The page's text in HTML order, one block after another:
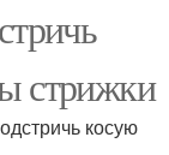
стрижки
косую